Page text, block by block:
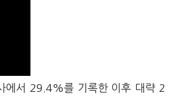
에서 29.4%를 기록한 이후 대략 2